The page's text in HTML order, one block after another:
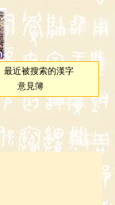
最近被搜索的漢字
意見簿